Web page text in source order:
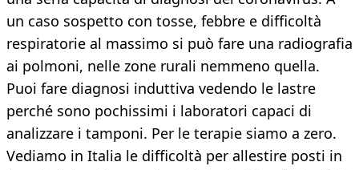
un caso sospetto con tosse, febbre e difficoltà
respiratorie al massimo si può fare una radiografia
ai polmoni, nelle zone rurali nemmeno quella.
Puoi fare diagnosi induttiva vedendo le lastre
perché sono pochissimi i laboratori capaci di
analizzare i tamponi. Per le terapie siamo a zero.
Vediamo in Italia le difficoltà per allestire posti in